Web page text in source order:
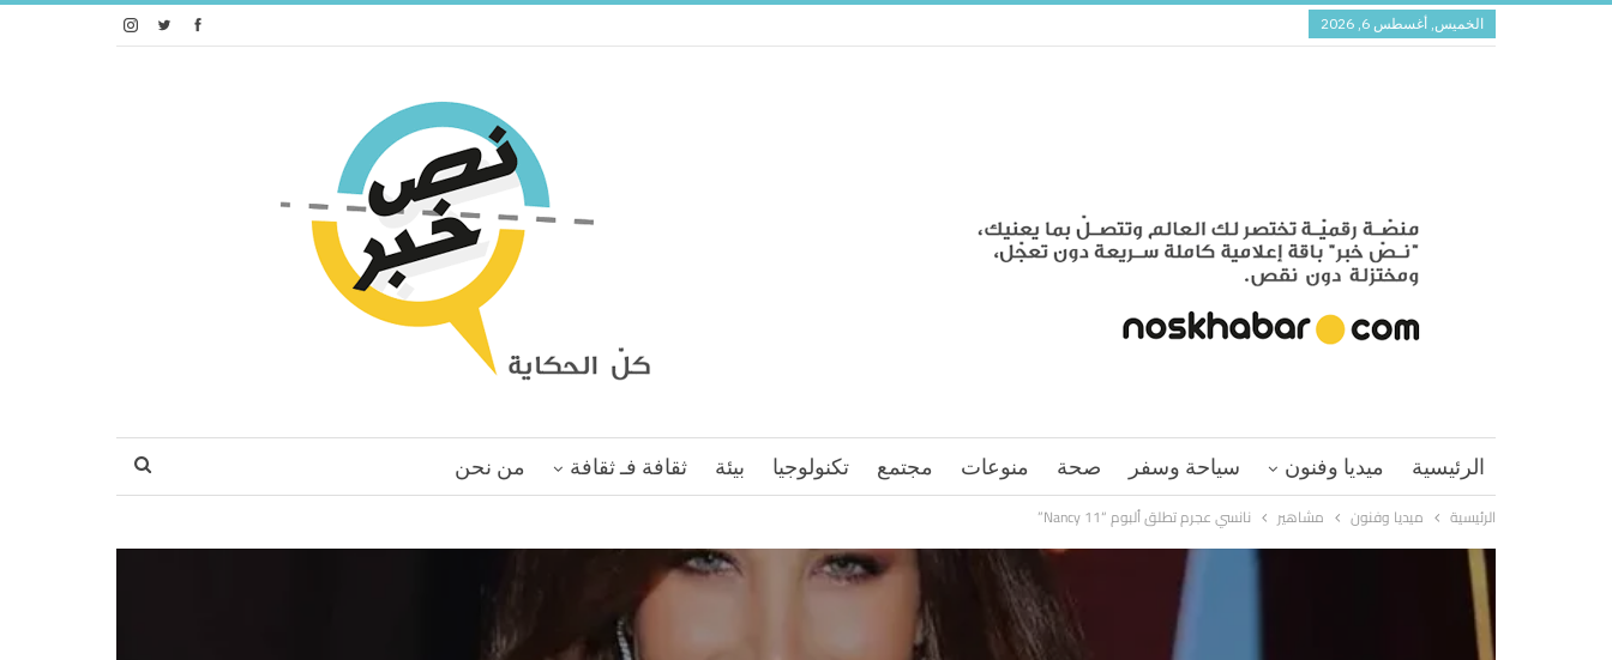
الخميس, أغسطس 6, 2026
الرئيسية ميديا وفنون سياحة وسفر صحة منوعات مجتمع تكنولوجيا بيئة ثقافة فـ ثقافة
من نحن
الرئيسية
ميديا وفنون مشاهير نانسي عجرم تطلق ألبوم “Nancy 11”